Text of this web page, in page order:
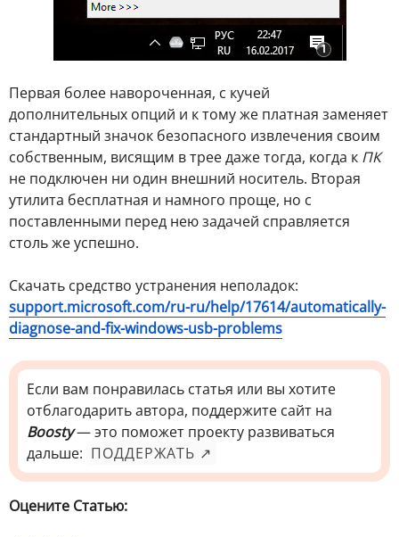
Первая более навороченная, с кучей
дополнительных опций и к тому же платная заменяет
стандартный значок безопасного извлечения своим
собственным, висящим в трее даже тогда, когда к ПК
не подключен ни один внешний носитель. Вторая
утилита бесплатная и намного проще, но с
поставленными перед нею задачей справляется
столь же успешно.
Скачать средство устранения неполадок:
support.microsoft.com/ru-ru/help/17614/automatically-
diagnose-and-fix-windows-usb-problems
Если вам понравилась статья или вы хотите
отблагодарить автора, поддержите сайт на
Boosty— это поможет проекту развиваться
дальше: ПОДДЕРЖАТЬ ↗
Оцените Статью: